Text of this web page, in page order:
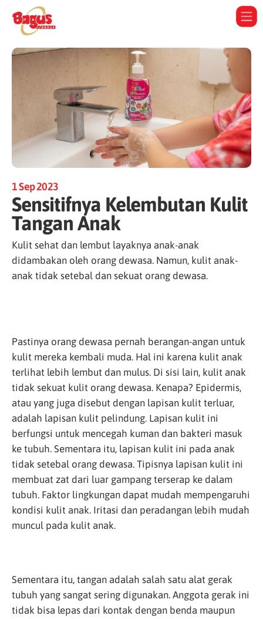
1 Sep 2023
Sensitifnya Kelembutan Kulit
Tangan Anak
Kulit sehat dan lembut layaknya anak-anak
didambakan oleh orang dewasa. Namun, kulit anak-
anak tidak setebal dan sekuat orang dewasa.
Pastinya orang dewasa pernah berangan-angan untuk
kulit mereka kembali muda. Hal ini karena kulit anak
terlihat lebih lembut dan mulus. Di sisi lain, kulit anak
tidak sekuat kulit orang dewasa. Kenapa? Epidermis,
atau yang juga disebut dengan lapisan kulit terluar,
adalah lapisan kulit pelindung. Lapisan kulit ini
berfungsi untuk mencegah kuman dan bakteri masuk
ke tubuh. Sementara itu, lapisan kulit ini pada anak
tidak setebal orang dewasa. Tipisnya lapisan kulit ini
membuat zat dari luar gampang terserap ke dalam
tubuh. Faktor lingkungan dapat mudah mempengaruhi
kondisi kulit anak. Iritasi dan peradangan lebih mudah
muncul pada kulit anak.
Sementara itu, tangan adalah salah satu alat gerak
tubuh yang sangat sering digunakan. Anggota gerak ini
tidak bisa lepas dari kontak dengan benda maupun